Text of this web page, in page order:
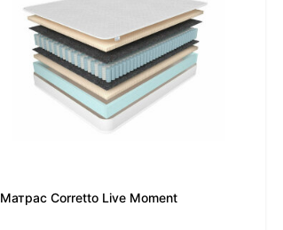
Матрас Corretto Live Moment